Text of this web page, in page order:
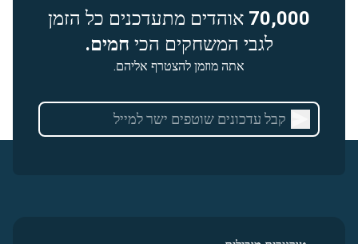
70,000 אוהדים מתעדכנים כל הזמן
לגבי המשחקים הכי חמים.
אתה מוזמן להצטרף אליהם.